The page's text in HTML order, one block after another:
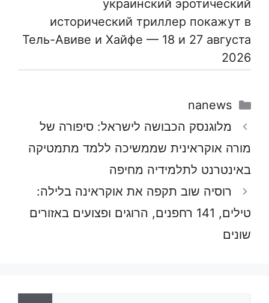
украинский эротический
исторический триллер покажут в
Тель-Авиве и Хайфе — 18 и 27 августа
2026
קטגוריות
nanews
מלוגנסק הכבושה לישראל: סיפורה של
מורה אוקראינית שממשיכה ללמד מתמטיקה
באינטרנט לתלמידיה מחיפה
רוסיה שוב תקפה את אוקראינה בלילה:
טילים, 141 רחפנים, הרוגים ופצועים באזורים
שונים